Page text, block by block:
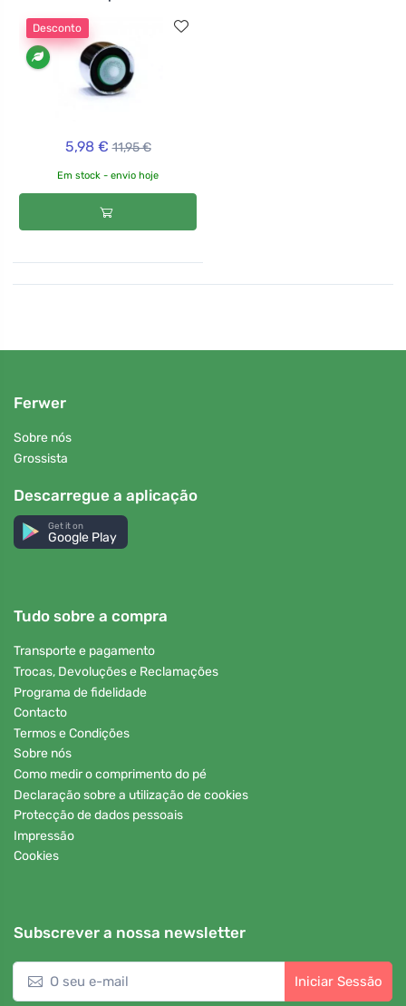
Desconto
5,98 € 11,95 €
Em stock - envio hoje
Ferwer
Sobre nós
Grossista
Descarregue a aplicação
Get it on
Google Play
Tudo sobre a compra
Transporte e pagamento
Trocas, Devoluções e Reclamações
Programa de fidelidade
Contacto
Termos e Condições
Sobre nós
Como medir o comprimento do pé
Declaração sobre a utilização de cookies
Protecção de dados pessoais
Impressão
Cookies
Subscrever a nossa newsletter
Iniciar Sessão